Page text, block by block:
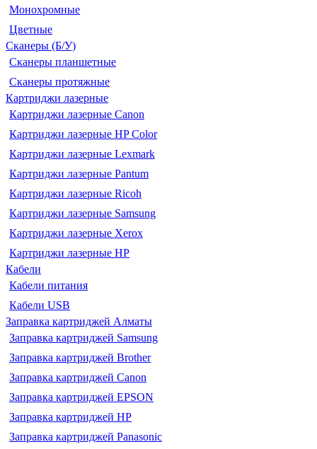
Монохромные
Цветные
Сканеры (Б/У)
Сканеры планшетные
Сканеры протяжные
Картриджи лазерные
Картриджи лазерные Canon
Картриджи лазерные HP Color
Картриджи лазерные Lexmark
Картриджи лазерные Pantum
Картриджи лазерные Ricoh
Картриджи лазерные Samsung
Картриджи лазерные Xerox
Картриджи лазерные HP
Кабели
Кабели питания
Кабели USB
Заправка картриджей Алматы
Заправка картриджей Samsung
Заправка картриджей Brother
Заправка картриджей Canon
Заправка картриджей EPSON
Заправка картриджей HP
Заправка картриджей Panasonic